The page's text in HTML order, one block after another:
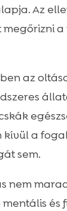
Az
az
a
sem.
nem
és